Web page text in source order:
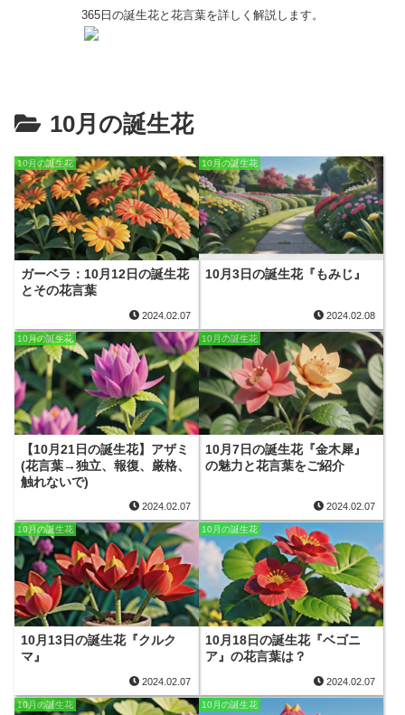
365日の誕生花と花言葉を詳しく解説します。
10月の誕生花
10月の誕生花
ガーベラ：10月12日の誕生花
とその花言葉
2024.02.07
10月の誕生花
10月3日の誕生花『もみじ』
2024.02.08
10月の誕生花
【10月21日の誕生花】アザミ
(花言葉→独立、報復、厳格、
触れないで)
2024.02.07
10月の誕生花
10月7日の誕生花『金木犀』
の魅力と花言葉をご紹介
2024.02.07
10月の誕生花
10月13日の誕生花『クルク
マ』
2024.02.07
10月の誕生花
10月18日の誕生花『ベゴニ
ア』の花言葉は？
2024.02.07
10月の誕生花 10月の誕生花